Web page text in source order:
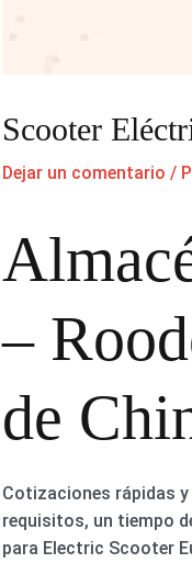
Scooter
Dejar un comentario /
–
de
Cotizaciones rápidas
requisitos, un tiempo
para Electric Scooter